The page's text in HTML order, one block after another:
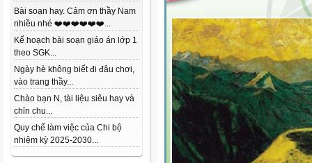
Bài soạn hay. Cảm ơn thầy Nam
nhiều nhé ❤️❤️❤️❤️❤️❤️...
Kế hoạch bài soạn giáo án lớp 1
theo SGK...
Ngày hè không biết đi đâu chơi,
vào trang thầy...
Chào bạn N, tài liệu siêu hay và
chỉn chu...
Quy chế làm việc của Chi bộ
nhiệm kỳ 2025-2030...